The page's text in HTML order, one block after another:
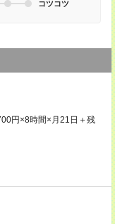
コツコツ
円×8時間×月21日＋残